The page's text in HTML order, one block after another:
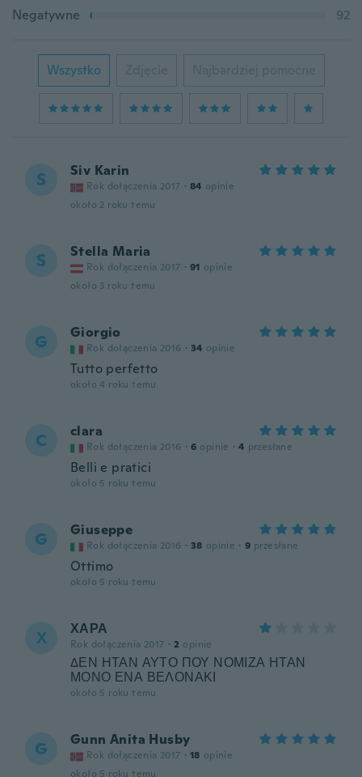
Negatywne
92
Wszystko Zdjęcie Najbardziej pomocne
S Siv Karin
Rok dołączenia 2017 · 84 opinie
około 2 roku temu
S Stella Maria
Rok dołączenia 2017 · 91 opinie
około 3 roku temu
G Giorgio
Rok dołączenia 2016 · 34 opinie
Tutto perfetto
około 4 roku temu
C clara
Rok dołączenia 2016 · 6 opinie · 4 przesłane
Belli e pratici
około 5 roku temu
G Giuseppe
Rok dołączenia 2016 · 38 opinie · 9 przesłane
Ottimo
około 5 roku temu
Χ ΧΑΡΑ
Rok dołączenia 2017 · 2 opinie
ΔΕΝ ΗΤΑΝ ΑΥΤΟ ΠΟΥ ΝΟΜΙΖΑ ΗΤΑΝ
ΜΟΝΟ ΕΝΑ ΒΕΛΟΝΑΚΙ
około 5 roku temu
G Gunn Anita Husby
Rok dołączenia 2017 · 18 opinie
około 5 roku temu